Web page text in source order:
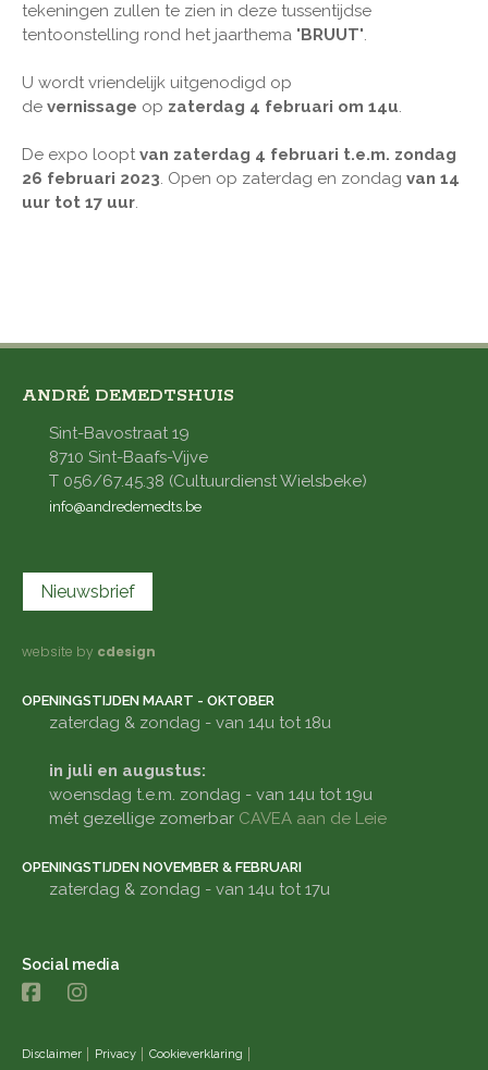
tekeningen zullen te zien in deze tussentijdse
tentoonstelling rond het jaarthema 'BRUUT'.
U wordt vriendelijk uitgenodigd op
de vernissage op zaterdag 4 februari om 14u.
De expo loopt van zaterdag 4 februari t.e.m. zondag
26 februari 2023. Open op zaterdag en zondag van 14
uur tot 17 uur.
ANDRÉ DEMEDTSHUIS
Sint-Bavostraat 19
8710 Sint-Baafs-Vijve
T 056/67.45.38 (Cultuurdienst Wielsbeke)
info@andredemedts.be
Nieuwsbrief
website by cdesign
OPENINGSTIJDEN MAART - OKTOBER
zaterdag & zondag - van 14u tot 18u
in juli en augustus:
woensdag t.e.m. zondag - van 14u tot 19u
mét gezellige zomerbar CAVEA aan de Leie
OPENINGSTIJDEN NOVEMBER & FEBRUARI
zaterdag & zondag - van 14u tot 17u
Social media
Disclaimer Privacy Cookieverklaring